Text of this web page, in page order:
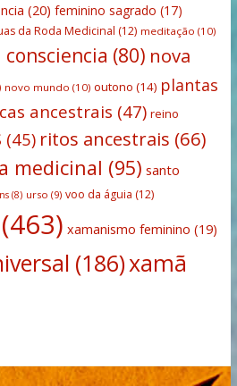
(20) feminino sagrado (17)
da Roda Medicinal (12) meditação (10)
consciencia (80) nova
novo mundo (10) outono (14) plantas
ancestrais (47) reino
(45) ritos ancestrais (66)
medicinal (95) santo
(8) urso (9) voo da águia (12)
(463) xamanismo feminino (19)
(186)xamã